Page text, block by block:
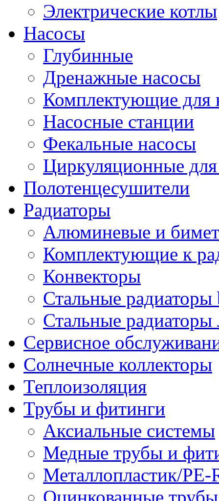
Электрические котлы
Насосы
Глубинные
Дренажные насосы
Комплектующие для
Насосные станции
Фекальные насосы
Циркуляционные для
Полотенцесушители
Радиаторы
Алюминевые и
Комплектующие к
Конвекторы
Стальные радиаторы
Стальные радиаторы
Сервисное
Солнечные коллекторы
Теплоизоляция
Трубы и фитинги
Аксиальные системы
Медные трубы и
Металлопластик/